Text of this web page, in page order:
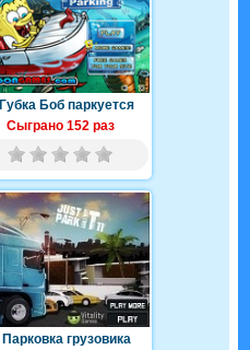
Губка Боб паркуется
Сыграно 152 раз
Парковка грузовика